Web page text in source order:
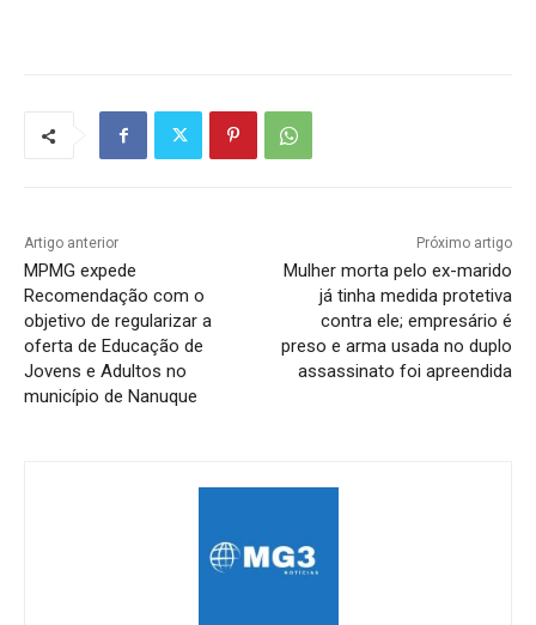
Artigo anterior
MPMG expede
Recomendação com o
objetivo de regularizar a
oferta de Educação de
Jovens e Adultos no
município de Nanuque
Próximo artigo
Mulher morta pelo ex-marido
já tinha medida protetiva
contra ele; empresário é
preso e arma usada no duplo
assassinato foi apreendida